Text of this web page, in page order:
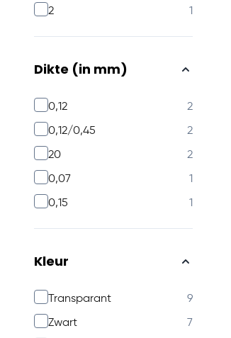
2
1
Dikte (in mm)
0,12 2
0,12/0,45
2
20
2
0,07
1
0,15
1
Kleur
Transparant 9
Zwart
7